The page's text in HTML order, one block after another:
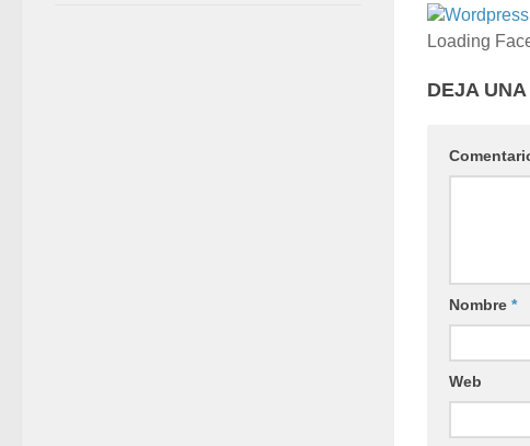
Wordpress
Loading
DEJA
Nombre *
Web